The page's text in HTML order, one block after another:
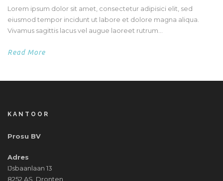
Lorem ipsum dolor sit amet, consectetur adipisici elit, sed
eiusmod tempor incidunt ut labore et dolore magna aliqua.
Vivamus sagittis lacus vel augue laoreet rutrum...
Read More
KANTOOR
Prosu BV
Adres
IJsbaanlaan 13
8252 AS, Dronten